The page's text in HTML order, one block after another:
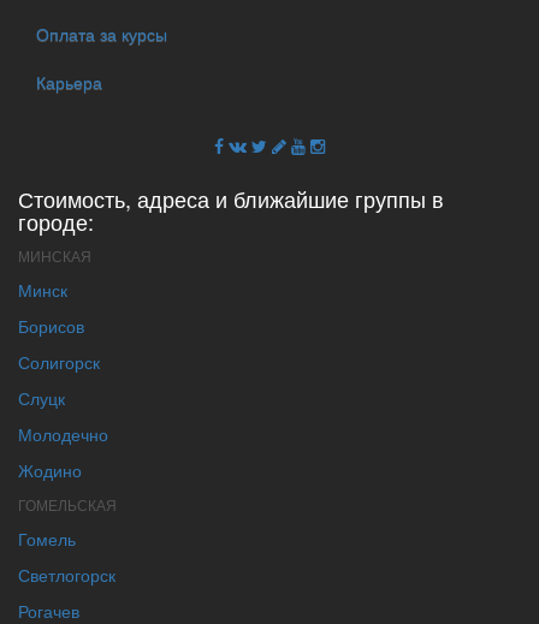
Оплата за курсы
Карьера
Стоимость, адреса и ближайшие группы в
городе:
МИНСКАЯ
Минск
Борисов
Солигорск
Слуцк
Молодечно
Жодино
ГОМЕЛЬСКАЯ
Гомель
Светлогорск
Рогачев